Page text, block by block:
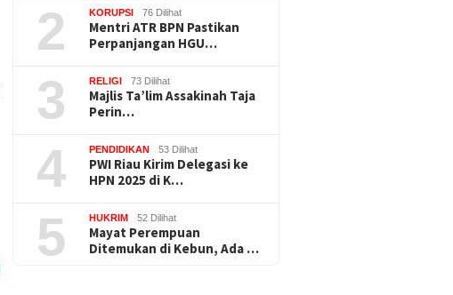
2 KORUPSI 76 Dilihat
Mentri ATR BPN Pastikan
Perpanjangan HGU…
3 RELIGI 73 Dilihat
Majlis Ta’lim Assakinah Taja
Perin…
4 PENDIDIKAN 53 Dilihat
PWI Riau Kirim Delegasi ke
HPN 2025 di K…
5 HUKRIM 52 Dilihat
Mayat Perempuan
Ditemukan di Kebun, Ada …